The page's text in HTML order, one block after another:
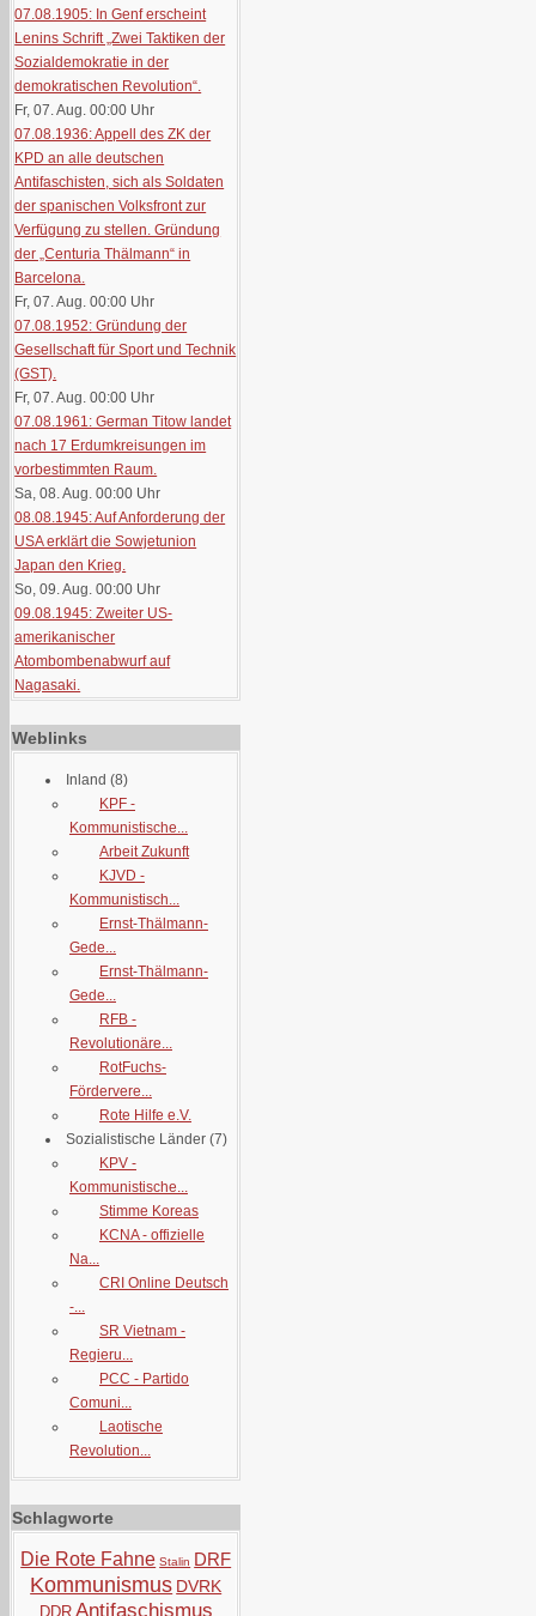
07.08.1905: In Genf erscheint
Lenins Schrift „Zwei Taktiken der
Sozialdemokratie in der
demokratischen Revolution“.
Fr, 07. Aug. 00:00 Uhr
07.08.1936: Appell des ZK der
KPD an alle deutschen
Antifaschisten, sich als Soldaten
der spanischen Volksfront zur
Verfügung zu stellen. Gründung
der „Centuria Thälmann“ in
Barcelona.
Fr, 07. Aug. 00:00 Uhr
07.08.1952: Gründung der
Gesellschaft für Sport und Technik
(GST).
Fr, 07. Aug. 00:00 Uhr
07.08.1961: German Titow landet
nach 17 Erdumkreisungen im
vorbestimmten Raum.
Sa, 08. Aug. 00:00 Uhr
08.08.1945: Auf Anforderung der
USA erklärt die Sowjetunion
Japan den Krieg.
So, 09. Aug. 00:00 Uhr
09.08.1945: Zweiter US-
amerikanischer
Atombombenabwurf auf
Nagasaki.
Weblinks
Inland (8)
KPF -
Kommunistische...
Arbeit Zukunft
KJVD -
Kommunistisch...
Ernst-Thälmann-
Gede...
Ernst-Thälmann-
Gede...
RFB -
Revolutionäre...
RotFuchs-
Fördervere...
Rote Hilfe e.V.
Sozialistische Länder (7)
KPV -
Kommunistische...
Stimme Koreas
KCNA - offizielle
Na...
CRI Online Deutsch
-...
SR Vietnam -
Regieru...
PCC - Partido
Comuni...
Laotische
Revolution...
Schlagworte
Die Rote Fahne Stalin DRF
Kommunismus DVRK
DDR Antifaschismus